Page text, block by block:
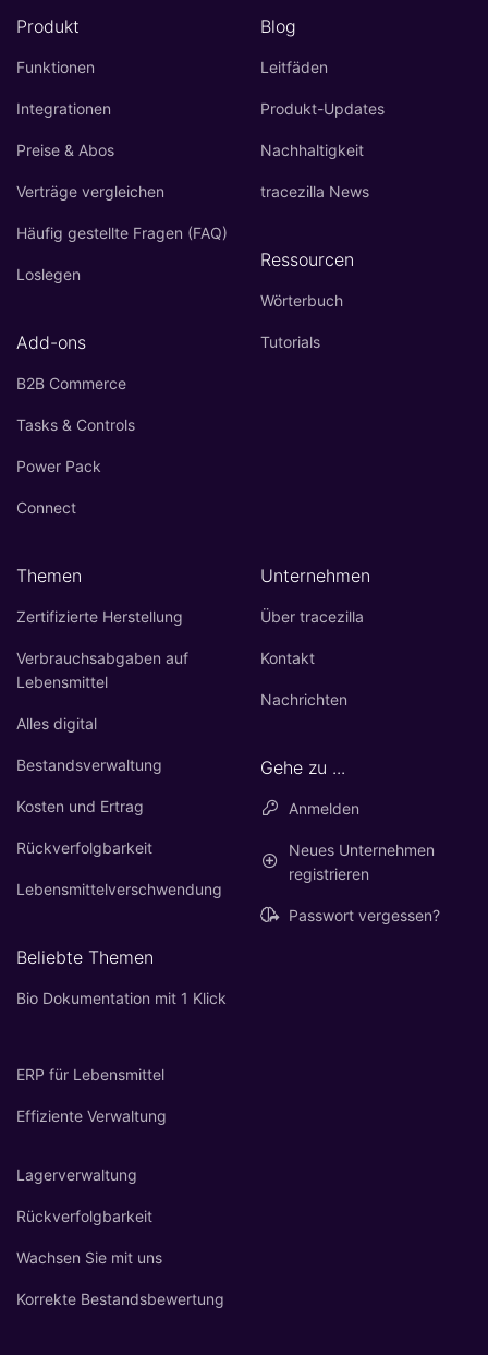
Produkt
Funktionen
Integrationen
Preise & Abos
Verträge vergleichen
Häufig gestellte Fragen (FAQ)
Loslegen
Add-ons
B2B Commerce
Tasks & Controls
Power Pack
Connect
Blog
Leitfäden
Produkt-Updates
Nachhaltigkeit
tracezilla News
Ressourcen
Wörterbuch
Tutorials
Themen
Zertifizierte Herstellung
Verbrauchsabgaben auf
Lebensmittel
Alles digital
Bestandsverwaltung
Kosten und Ertrag
Rückverfolgbarkeit
Lebensmittelverschwendung
Beliebte Themen
Bio Dokumentation mit 1 Klick
ERP für Lebensmittel
Effiziente Verwaltung
Lagerverwaltung
Rückverfolgbarkeit
Wachsen Sie mit uns
Korrekte Bestandsbewertung
Unternehmen
Über tracezilla
Kontakt
Nachrichten
Gehe zu ...
Anmelden
Neues Unternehmen
registrieren
Passwort vergessen?